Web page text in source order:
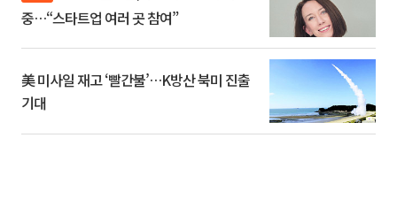
중…“스타트업 여러 곳 참여”
美 미사일 재고 ‘빨간불’…K방산 북미 진출
기대